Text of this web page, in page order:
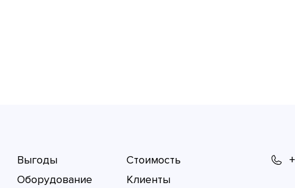
Выгоды
Оборудование
Стоимость
Клиенты